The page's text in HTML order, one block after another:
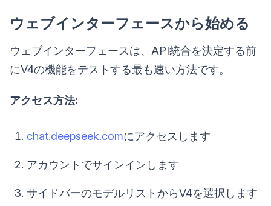
ウェブインターフェースから始める
ウェブインターフェースは、API統合を決定する前
にV4の機能をテストする最も速い方法です。
アクセス方法:
chat.deepseek.comにアクセスします
アカウントでサインインします
サイドバーのモデルリストからV4を選択します